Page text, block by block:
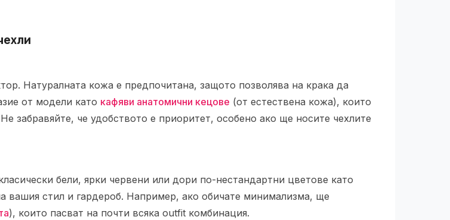
Натуралната кожа е предпочитана, защото позволява на крака да
от модели като кафяви анатомични кецове (от естествена кожа), които
забравяйте, че удобството е приоритет, особено ако ще носите чехлите
бели, ярки червени или дори по-нестандартни цветове като
стил и гардероб. Например, ако обичате минимализма, ще
), които пасват на почти всяка outfit комбинация.